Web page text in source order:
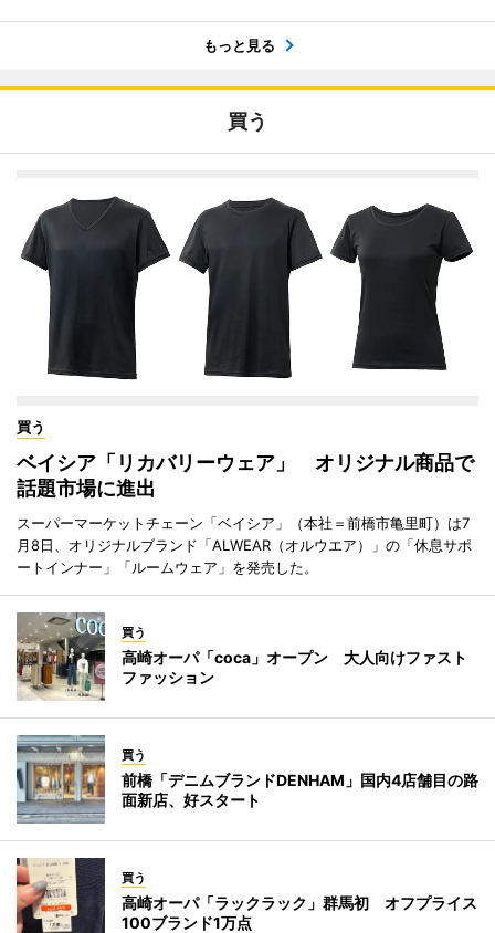
もっと見る
買う
買う
ベイシア「リカバリーウェア」 オリジナル商品で
話題市場に進出
スーパーマーケットチェーン「ベイシア」（本社＝前橋市亀里町）は7
月8日、オリジナルブランド「ALWEAR（オルウエア）」の「休息サポ
ートインナー」「ルームウェア」を発売した。
買う
高崎オーパ「coca」オープン 大人向けファスト
ファッション
買う
前橋「デニムブランドDENHAM」国内4店舗目の路
面新店、好スタート
買う
高崎オーパ「ラックラック」群馬初 オフプライス
100ブランド1万点